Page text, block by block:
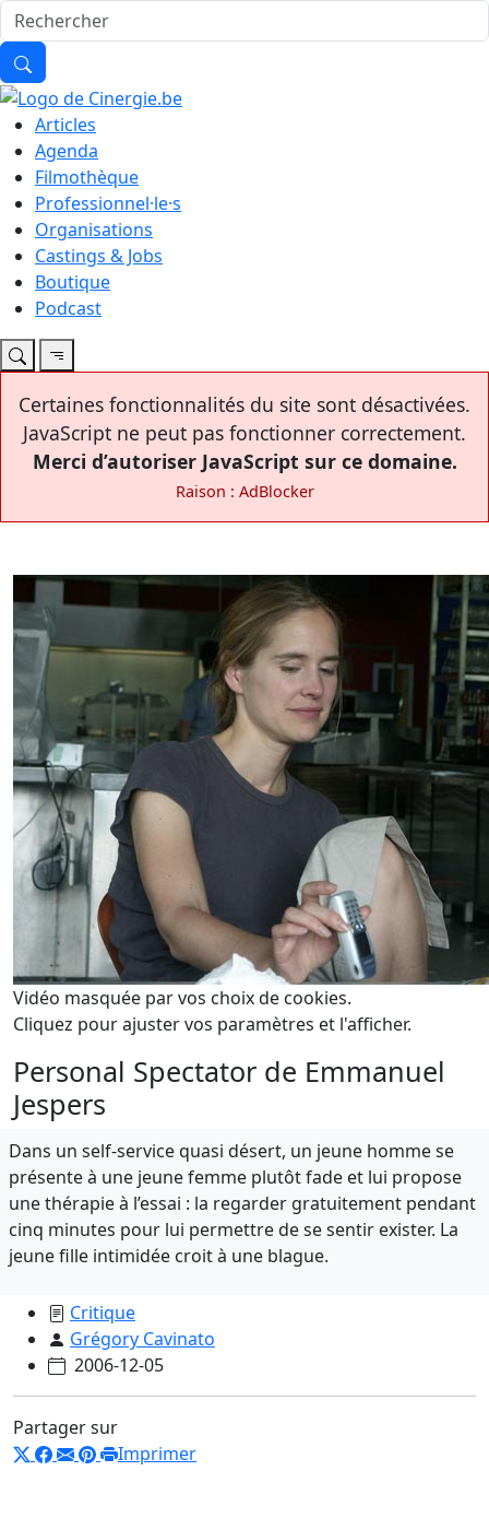
Articles
Agenda
Filmothèque
Professionnel·le·s
Organisations
Castings & Jobs
Boutique
Podcast
Certaines fonctionnalités du site sont désactivées.
JavaScript ne peut pas fonctionner correctement.
Merci d’autoriser JavaScript sur ce domaine.
Raison : AdBlocker
Vidéo masquée par vos choix de cookies.
Cliquez pour ajuster vos paramètres et l'afficher.
Personal Spectator de Emmanuel
Jespers
Dans un self-service quasi désert, un jeune homme se
présente à une jeune femme plutôt fade et lui propose
une thérapie à l’essai : la regarder gratuitement pendant
cinq minutes pour lui permettre de se sentir exister. La
jeune fille intimidée croit à une blague.
Critique
Grégory Cavinato
2006-12-05
Partager sur
Imprimer